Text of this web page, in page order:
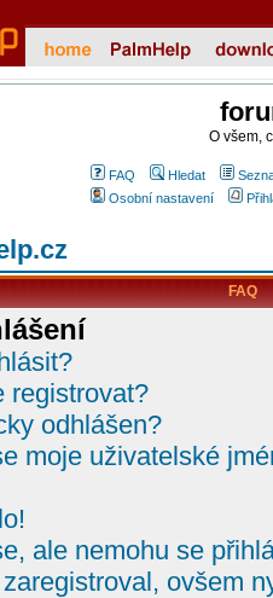
O všem,
FAQ Hledat
Osobní nastavení
FAQ
registrovat?
odhlášen?
moje uživatelské
ale nemohu se
ovšem